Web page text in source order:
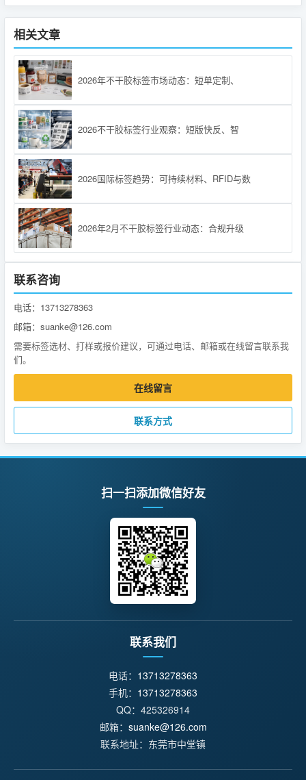
相关文章
2026年不干胶标签市场动态：短单定制、
2026不干胶标签行业观察：短版快反、智
2026国际标签趋势：可持续材料、RFID与数
2026年2月不干胶标签行业动态：合规升级
联系咨询
电话：13713278363
邮箱：suanke@126.com
需要标签选材、打样或报价建议，可通过电话、邮箱或在线留言联系我
们。
在线留言
联系方式
扫一扫添加微信好友
联系我们
电话： 13713278363
手机： 13713278363
QQ：425326914
邮箱： suanke@126.com
联系地址：东莞市中堂镇